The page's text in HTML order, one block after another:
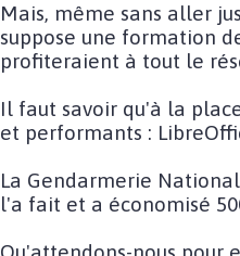
Mais, même sans aller
suppose une formation
profiteraient à tout le
Il faut savoir qu'à la
et performants :
La Gendarmerie
l'a fait et a économisé